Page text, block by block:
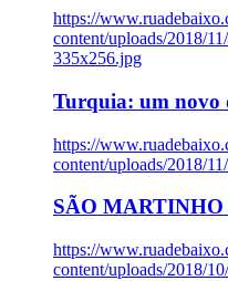
https://
content/uploads/2018/
335x256.jpg
Turquia: um novo
https://
content/uploads/2018/
SÃO
https://
content/uploads/2018/